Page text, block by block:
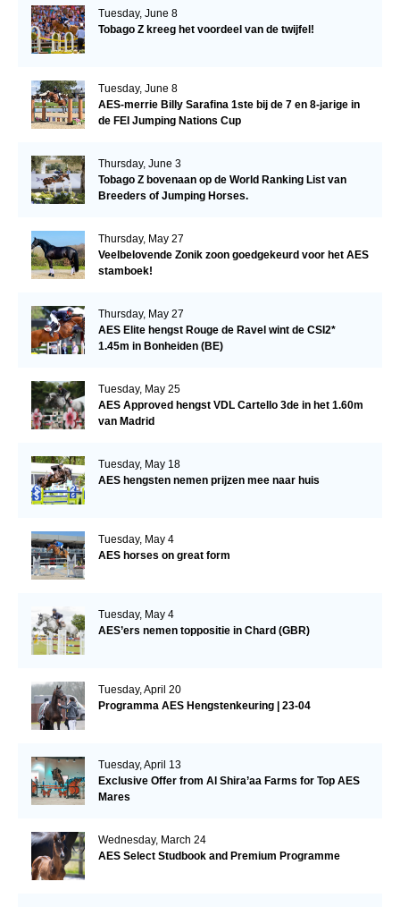
Tuesday, June 8
Tobago Z kreeg het voordeel van de twijfel!
Tuesday, June 8
AES-merrie Billy Sarafina 1ste bij de 7 en 8-jarige in
de FEI Jumping Nations Cup
Thursday, June 3
Tobago Z bovenaan op de World Ranking List van
Breeders of Jumping Horses.
Thursday, May 27
Veelbelovende Zonik zoon goedgekeurd voor het AES
stamboek!
Thursday, May 27
AES Elite hengst Rouge de Ravel wint de CSI2*
1.45m in Bonheiden (BE)
Tuesday, May 25
AES Approved hengst VDL Cartello 3de in het 1.60m
van Madrid
Tuesday, May 18
AES hengsten nemen prijzen mee naar huis
Tuesday, May 4
AES horses on great form
Tuesday, May 4
AES’ers nemen toppositie in Chard (GBR)
Tuesday, April 20
Programma AES Hengstenkeuring | 23-04
Tuesday, April 13
Exclusive Offer from Al Shira’aa Farms for Top AES
Mares
Wednesday, March 24
AES Select Studbook and Premium Programme